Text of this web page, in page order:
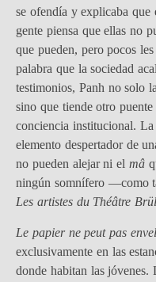
se ofendía y explicaba que
gente piensa que ellas no
que pueden, pero pocos
palabra que la sociedad
testimonios, Panh no solo
sino que tiende otro
conciencia institucional. La
elemento despertador de
no pueden alejar ni elmâ
ningún somnífero —como
Les artistes du Théâtre
Le papier ne peut pas
exclusivamente en las
donde habitan las